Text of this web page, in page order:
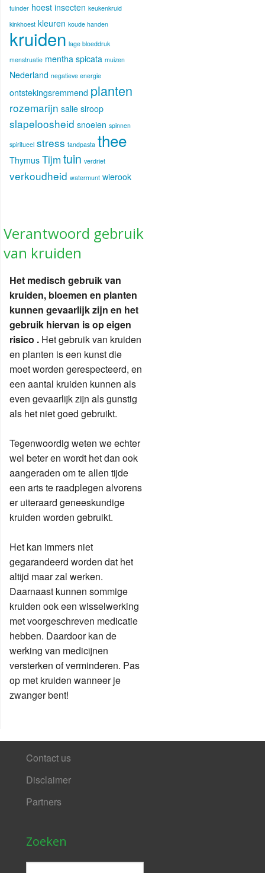
tuinder hoest insecten keukenkruid
kinkhoest kleuren koude handen
kruiden lage bloeddruk
menstruatie mentha spicata muizen
Nederland negatieve energie
ontstekingsremmend planten
rozemarijn salie siroop
slapeloosheid snoeien spinnen
spiritueel stress tandpasta thee
Thymus Tijm tuin verdriet
verkoudheid watermunt wierook
Verantwoord gebruik
van kruiden
Het medisch gebruik van
kruiden, bloemen en planten
kunnen gevaarlijk zijn en het
gebruik hiervan is op eigen
risico . Het gebruik van kruiden
en planten is een kunst die
moet worden gerespecteerd, en
een aantal kruiden kunnen als
even gevaarlijk zijn als gunstig
als het niet goed gebruikt.
Tegenwoordig weten we echter
wel beter en wordt het dan ook
aangeraden om te allen tijde
een arts te raadplegen alvorens
er uiteraard geneeskundige
kruiden worden gebruikt.
Het kan immers niet
gegarandeerd worden dat het
altijd maar zal werken.
Daarnaast kunnen sommige
kruiden ook een wisselwerking
met voorgeschreven medicatie
hebben. Daardoor kan de
werking van medicijnen
versterken of verminderen. Pas
op met kruiden wanneer je
zwanger bent!
Contact us
Disclaimer
Partners
Zoeken